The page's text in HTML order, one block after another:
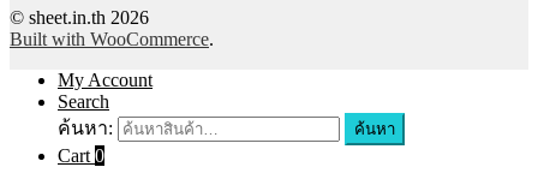
© sheet.in.th 2026
Built with WooCommerce.
My Account
Search
ค้นหา:
ค้นหา
Cart 0